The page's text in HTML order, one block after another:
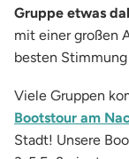
Gruppe etwas
mit einer großen
besten
Viele Gruppen
Bootstour am
Stadt! Unsere